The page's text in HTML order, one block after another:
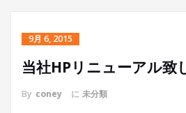
9月 6, 2015
当社HPリニューアル致
By coney に 未分類